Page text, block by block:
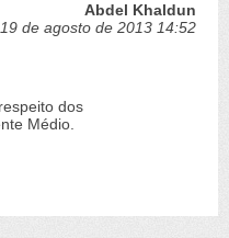
Abdel Khaldun
de agosto de 2013 14:52
dos
Médio.